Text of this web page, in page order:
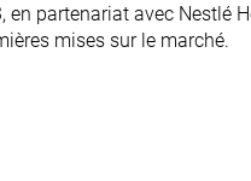
en partenariat avec Nestlé
mises sur le marché.